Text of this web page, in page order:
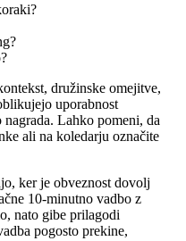
družinske omejitve,
uporabnost
Lahko pomeni, da
ali na koledarju označite
ker je obveznost dovolj
10-minutno vadbo z
nato gibe prilagodi
pogosto prekine,